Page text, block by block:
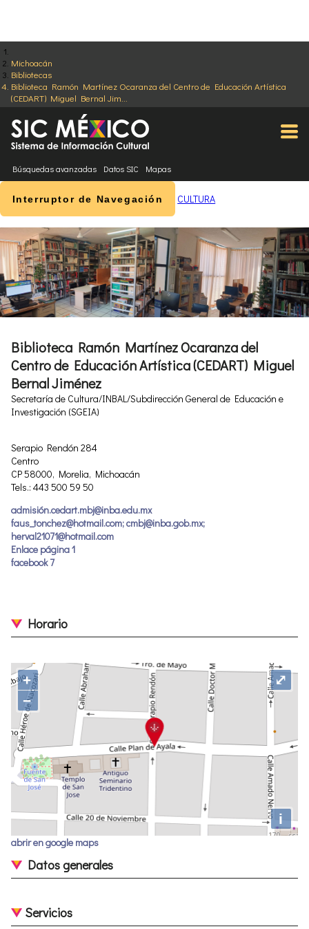
Michoacán
Bibliotecas
Biblioteca Ramón Martínez Ocaranza del Centro de Educación Artística
(CEDART) Miguel Bernal Jim...
Búsquedas avanzadas Datos SIC Mapas
Interruptor de Navegación CULTURA
Biblioteca Ramón Martínez Ocaranza del
Centro de Educación Artística (CEDART) Miguel
Bernal Jiménez
Secretaría de Cultura/INBAL/Subdirección General de Educación e
Investigación (SGEIA)
Serapio Rendón 284
Centro
CP 58000, Morelia, Michoacán
Tels.: 443 500 59 50
admisión.cedart.mbj@inba.edu.mx
faus_tonchez@hotmail.com; cmbj@inba.gob.mx;
herval21071@hotmail.com
Enlace página 1
facebook 7
Horario
+
−
i
⤢
abrir en google maps
Datos generales
Servicios